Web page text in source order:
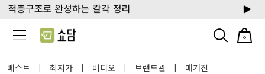
0
베스트 | 최저가 | 비디오 | 브랜드관 | 매거진